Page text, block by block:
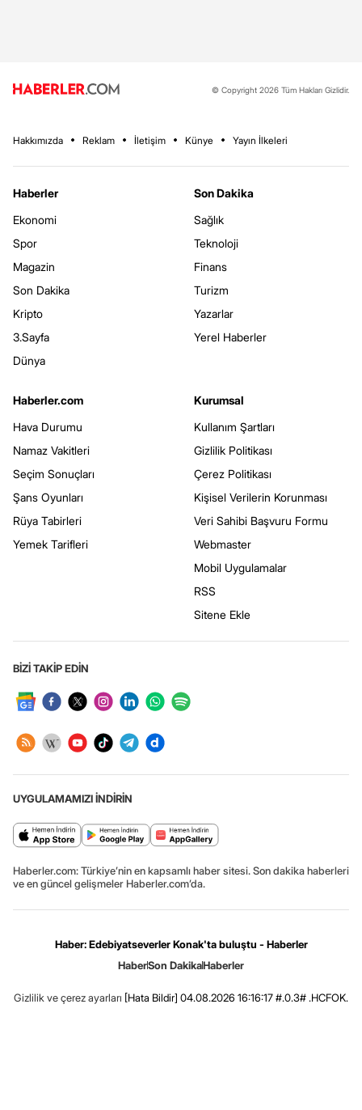
© Copyright 2026 Tüm Hakları Gizlidir.
Hakkımızda Reklam İletişim Künye Yayın İlkeleri
Haberler
Ekonomi
Spor
Magazin
Son Dakika
Kripto
3.Sayfa
Dünya
Son Dakika
Sağlık
Teknoloji
Finans
Turizm
Yazarlar
Yerel Haberler
Haberler.com
Hava Durumu
Namaz Vakitleri
Seçim Sonuçları
Şans Oyunları
Rüya Tabirleri
Yemek Tarifleri
Kurumsal
Kullanım Şartları
Gizlilik Politikası
Çerez Politikası
Kişisel Verilerin Korunması
Veri Sahibi Başvuru Formu
Webmaster
Mobil Uygulamalar
RSS
Sitene Ekle
BİZİ TAKİP EDİN
UYGULAMAMIZI İNDİRİN
Haberler.com: Türkiye’nin en kapsamlı haber sitesi. Son dakika haberleri
ve en güncel gelişmeler Haberler.com’da.
Haber: Edebiyatseverler Konak'ta buluştu - Haberler
HaberSon DakikaHaberler
Gizlilik ve çerez ayarları [Hata Bildir] 04.08.2026 16:16:17 #.0.3# .HCFOK.